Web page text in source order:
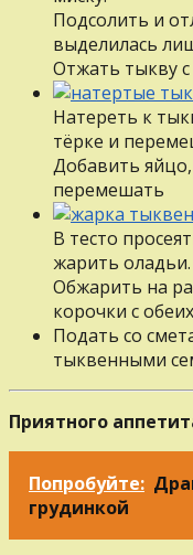
Подсолить и
выделилась
Отжать тыкву
Натереть к
тёрке и
Добавить
перемешать
В тесто
жарить оладьи.
Обжарить на
корочки с
Подать со
тыквенными
Приятного
Попробуйте:
грудинкой